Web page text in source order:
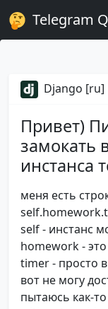
Telegram
Django [ru]
Привет)
замокать
инстанса
меня есть
self - инстанс
homework - это
timer - просто
вот не могу
пытаюсь как-